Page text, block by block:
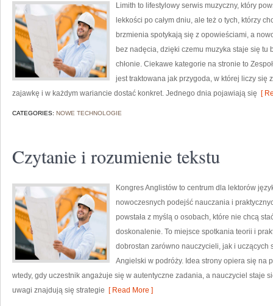
Limith to lifestylowy serwis muzyczny, który
lekkości po całym dniu, ale też o tych, którzy
brzmienia spotykają się z opowieściami, a
bez nadęcia, dzięki czemu muzyka staje się tu
chłonie. Ciekawe kategorie na stronie to
jest traktowana jak przygoda, w której liczy się
zajawkę i w każdym wariancie dostać konkret. Jednego dnia pojawiają się [
CATEGORIES: NOWE TECHNOLOGIE
Czytanie i rozumienie tekstu
Kongres Anglistów to centrum dla lektorów
nowoczesnych podejść nauczania i
powstała z myślą o osobach, które nie chcą
doskonalenie. To miejsce spotkania teorii i
dobrostan zarówno nauczycieli, jak i uczących
Angielski w podróży. Idea strony opiera się
wtedy, gdy uczestnik angażuje się w autentyczne zadania, a nauczyciel staje
uwagi znajdują się strategie [ Read More ]